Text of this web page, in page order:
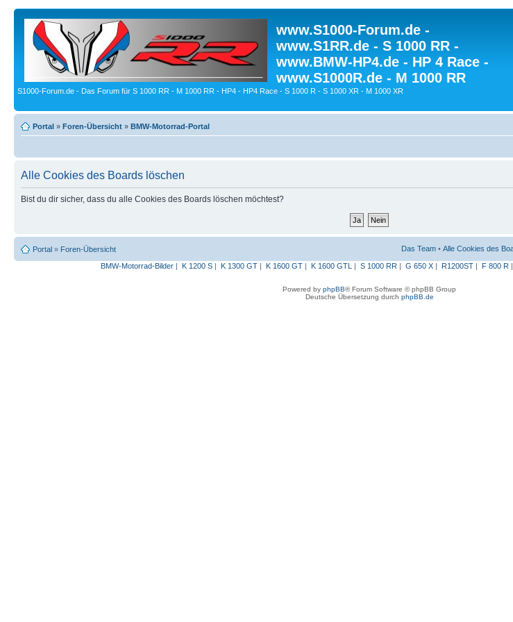
www.S1000-Forum.de -
www.S1RR.de - S 1000 RR -
www.BMW-HP4.de - HP 4 Race -
www.S1000R.de - M 1000 RR
S1000-Forum.de - Das Forum für S 1000 RR - M 1000 RR - HP4 - HP4 Race - S 1000 R - S 1000 XR - M 1000 XR
Portal » Foren-Übersicht » BMW-Motorrad-Portal
Alle Cookies des Boards löschen
Bist du dir sicher, dass du alle Cookies des Boards löschen möchtest?
Portal » Foren-Übersicht Das Team • Alle Cookies des
BMW-Motorrad-Bilder| K 1200 S| K 1300 GT| K 1600 GT| K 1600 GTL | S 1000 RR | G 650 X| R1200ST| F 800 R |
Powered by phpBB® Forum Software © phpBB Group
Deutsche Übersetzung durch phpBB.de